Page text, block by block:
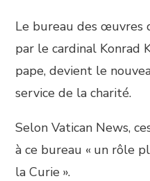
Le bureau des œuvres
par le cardinal Konrad
pape, devient le
service de la charité.
Selon Vatican News,
à ce bureau « un rôle
la Curie ».